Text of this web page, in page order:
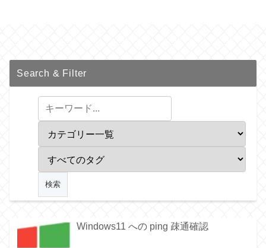
Search & Filter
Windows11 への ping 疎通確認